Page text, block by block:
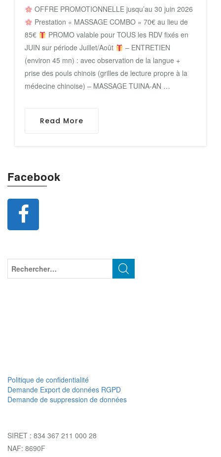
OFFRE PROMOTIONNELLE jusqu’au 30 juin 2026
Prestation « MASSAGE COMBO » 70€ au lieu de
85€
PROMO valable pour TOUS les RDV fixés en
JUIN sur période Juillet/Août
– ENTRETIEN
(environ 45 mn) : avec observation de la langue +
prise des pouls chinois (grilles de lecture propre à la
médecine chinoise) – MASSAGE TUINA-AN …
Read More
Facebook
Politique de confidentialité
Demande Export de données RGPD
Demande de suppression de données
SIRET : 834 367 211 000 28
NAF: 8690F